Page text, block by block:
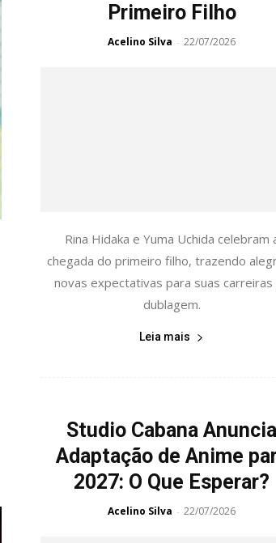
Primeiro Filho
Acelino Silva - 22/07/2026
Rina Hidaka e Yuma Uchida celebram
chegada do primeiro filho, trazendo
novas expectativas para suas carreiras
dublagem.
Leia mais
Studio Cabana Anuncia
Adaptação de Anime
2027: O Que Esperar?
Acelino Silva - 22/07/2026